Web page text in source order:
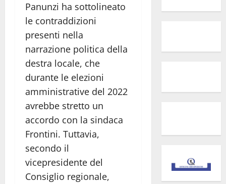
Panunzi ha sottolineato
le contraddizioni
presenti nella
narrazione politica della
destra locale, che
durante le elezioni
amministrative del 2022
avrebbe stretto un
accordo con la sindaca
Frontini. Tuttavia,
secondo il
vicepresidente del
Consiglio regionale,